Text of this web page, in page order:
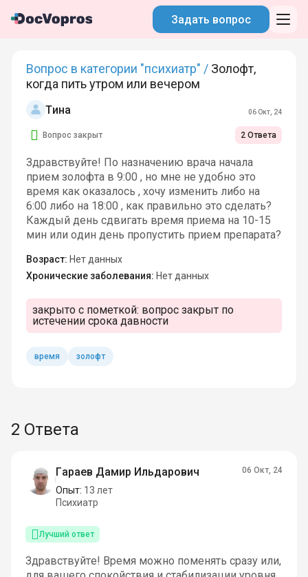
Задать вопрос
Вопрос в категории "психиатр" / Золофт,
когда пить утром или вечером
Тина 06 Окт, 24
Вопрос закрыт 2 Ответа
Здравствуйте! По назначению врача начала
прием золофта в 9:00 , но мне не удобно это
время как оказалось , хочу изменить либо на
6:00 либо на 18:00 , как правильно это сделать?
Каждый день сдвигать время приема на 10-15
мин или один день пропустить прием препарата?
Возраст: Нет данных
Хронические заболевания: Нет данных
закрыто с пометкой: вопрос закрыт по
истечении срока давности
время золофт
2 Ответа
Гараев Дамир Ильдарович
Опыт: 13 лет
Психиатр
06 Окт, 24
Лучший ответ
Здравствуйте! Время можно поменять сразу или,